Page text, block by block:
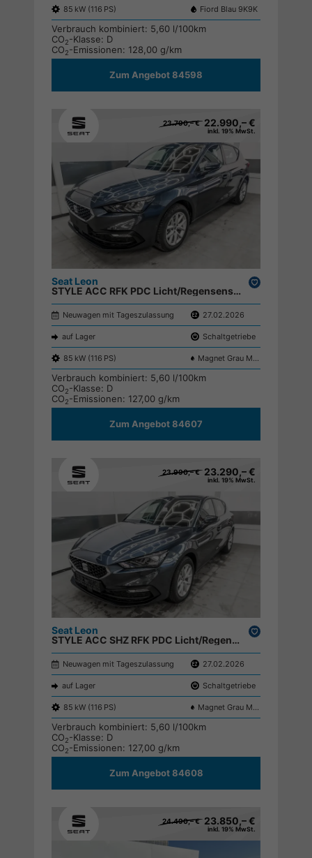
85 kW (116 PS) Fiord Blau 9K9K
Verbrauch kombiniert: 5,60 l/100km
CO2-Klasse: D
CO2-Emissionen: 128,00 g/km
Zum Angebot 84598
23.790,– € 22.990,– €
inkl. 19% MwSt.
Seat Leon
STYLE ACC RFK PDC Licht/Regensensor ;
Neuwagen mit Tageszulassung 27.02.2026
auf Lager Schaltgetriebe
85 kW (116 PS) Magnet Grau Metallic S7S7
Verbrauch kombiniert: 5,60 l/100km
CO2-Klasse: D
CO2-Emissionen: 127,00 g/km
Zum Angebot 84607
23.990,– € 23.290,– €
inkl. 19% MwSt.
Seat Leon
STYLE ACC SHZ RFK PDC Licht/Regensensor ;
Neuwagen mit Tageszulassung 27.02.2026
auf Lager Schaltgetriebe
85 kW (116 PS) Magnet Grau Metallic S7S7
Verbrauch kombiniert: 5,60 l/100km
CO2-Klasse: D
CO2-Emissionen: 127,00 g/km
Zum Angebot 84608
24.490,– € 23.850,– €
inkl. 19% MwSt.